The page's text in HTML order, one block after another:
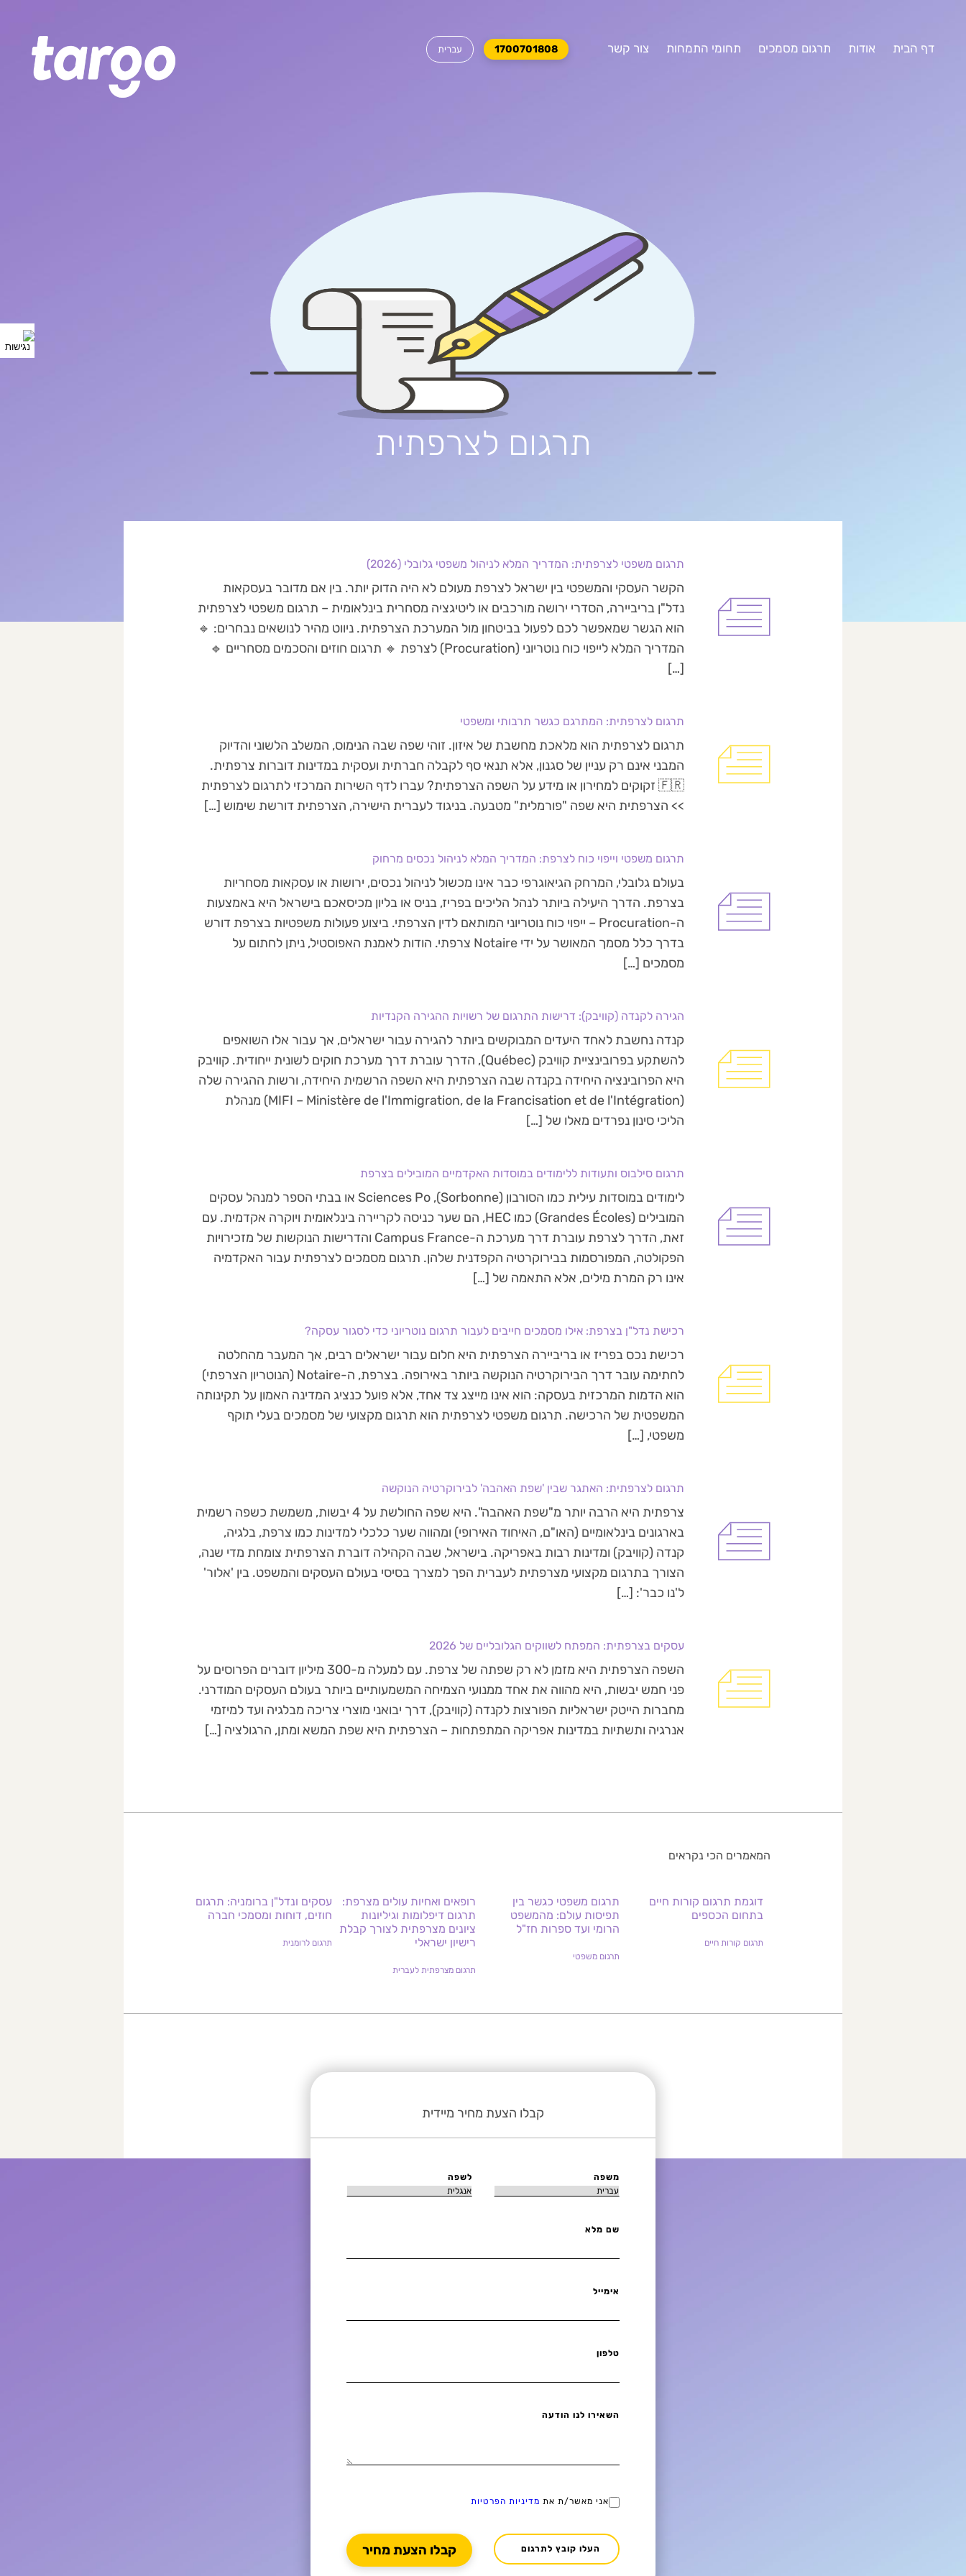
דף הבית אודות תרגום מסמכים תחומי התמחות צור קשר 1700701808
תרגום לצרפתית
תרגום משפטי לצרפתית: המדריך המלא לניהול משפטי גלובלי (2026)
הקשר העסקי והמשפטי בין ישראל לצרפת מעולם לא היה הדוק יותר. בין אם מדובר בעסקאות
נדל"ן בריביירה, הסדרי ירושה מורכבים או ליטיגציה מסחרית בינלאומית – תרגום משפטי לצרפתית
הוא הגשר שמאפשר לכם לפעול בביטחון מול המערכת הצרפתית. ניווט מהיר לנושאים נבחרים: 🔹
המדריך המלא לייפוי כוח נוטריוני (Procuration) לצרפת 🔹 תרגום חוזים והסכמים מסחריים 🔹
[…]
תרגום לצרפתית: המתרגם כגשר תרבותי ומשפטי
תרגום לצרפתית הוא מלאכת מחשבת של איזון. זוהי שפה שבה הנימוס, המשלב הלשוני והדיוק
המבני אינם רק עניין של סגנון, אלא תנאי סף לקבלה חברתית ועסקית במדינות דוברות צרפתית.
🇫🇷 זקוקים למחירון או מידע על השפה הצרפתית? עברו לדף השירות המרכזי לתרגום לצרפתית
>> הצרפתית היא שפה "פורמלית" מטבעה. בניגוד לעברית הישירה, הצרפתית דורשת שימוש […]
תרגום משפטי וייפוי כוח לצרפת: המדריך המלא לניהול נכסים מרחוק
בעולם גלובלי, המרחק הגיאוגרפי כבר אינו מכשול לניהול נכסים, ירושות או עסקאות מסחריות
בצרפת. הדרך היעילה ביותר לנהל הליכים בפריז, בניס או בליון מכיסאכם בישראל היא באמצעות
ה-Procuration – ייפוי כוח נוטריוני המותאם לדין הצרפתי. ביצוע פעולות משפטיות בצרפת דורש
בדרך כלל מסמך המאושר על ידי Notaire צרפתי. הודות לאמנת האפוסטיל, ניתן לחתום על
מסמכים […]
הגירה לקנדה (קוויבק): דרישות התרגום של רשויות ההגירה הקנדיות
קנדה נחשבת לאחד היעדים המבוקשים ביותר להגירה עבור ישראלים, אך עבור אלו השואפים
להשתקע בפרובינציית קוויבק (Québec), הדרך עוברת דרך מערכת חוקים לשונית ייחודית. קוויבק
היא הפרובינציה היחידה בקנדה שבה הצרפתית היא השפה הרשמית היחידה, ורשות ההגירה שלה
(MIFI – Ministère de l'Immigration, de la Francisation et de l'Intégration) מנהלת
הליכי סינון נפרדים מאלו של […]
תרגום סילבוס ותעודות ללימודים במוסדות האקדמיים המובילים בצרפת
לימודים במוסדות עילית כמו הסורבון (Sorbonne), Sciences Po או בבתי הספר למנהל עסקים
המובילים (Grandes Écoles) כמו HEC, הם שער כניסה לקריירה בינלאומית ויוקרה אקדמית. עם
זאת, הדרך לצרפת עוברת דרך מערכת ה-Campus France והדרישות הנוקשות של מזכירויות
הפקולטה, המפורסמות בבירוקרטיה הקפדנית שלהן. תרגום מסמכים לצרפתית עבור האקדמיה
אינו רק המרת מילים, אלא התאמה של […]
רכישת נדל"ן בצרפת: אילו מסמכים חייבים לעבור תרגום נוטריוני כדי לסגור עסקה?
רכישת נכס בפריז או בריביירה הצרפתית היא חלום עבור ישראלים רבים, אך המעבר מהחלטה
לחתימה עובר דרך הבירוקרטיה הנוקשה ביותר באירופה. בצרפת, ה-Notaire (הנוטריון הצרפתי)
הוא הדמות המרכזית בעסקה: הוא אינו מייצג צד אחד, אלא פועל כנציג המדינה האמון על תקינותה
המשפטית של הרכישה. תרגום משפטי לצרפתית הוא תרגום מקצועי של מסמכים בעלי תוקף
משפטי, […]
תרגום לצרפתית: האתגר שבין 'שפת האהבה' לבירוקרטיה הנוקשה
צרפתית היא הרבה יותר מ"שפת האהבה". היא שפה החולשת על 4 יבשות, משמשת כשפה רשמית
בארגונים בינלאומיים (האו"ם, האיחוד האירופי) ומהווה שער כלכלי למדינות כמו צרפת, בלגיה,
קנדה (קוויבק) ומדינות רבות באפריקה. בישראל, שבה הקהילה דוברת הצרפתית צומחת מדי שנה,
הצורך בתרגום מקצועי מצרפתית לעברית הפך למצרך בסיסי בעולם העסקים והמשפט. בין 'אלור'
ל'נו כבר': […]
עסקים בצרפתית: המפתח לשווקים הגלובליים של 2026
השפה הצרפתית היא מזמן לא רק שפתה של צרפת. עם למעלה מ-300 מיליון דוברים הפרוסים על
פני חמש יבשות, היא מהווה את אחד ממנועי הצמיחה המשמעותיים ביותר בעולם העסקים המודרני.
מחברות הייטק ישראליות הפורצות לקנדה (קוויבק), דרך יבואני מוצרי צריכה מבלגיה ועד למיזמי
אנרגיה ותשתיות במדינות אפריקה המתפתחות – הצרפתית היא שפת המשא ומתן, הרגולציה […]
המאמרים הכי נקראים
דוגמת תרגום קורות חיים
בתחום הכספים
תרגום קורות חיים
תרגום משפטי כגשר בין
תפיסות עולם: מהמשפט
הרומי ועד ספרות חז"ל
תרגום משפטי
רופאים ואחיות עולים מצרפת:
תרגום דיפלומות וגיליונות
ציונים מצרפתית לצורך קבלת
רישיון ישראלי
תרגום מצרפתית לעברית
עסקים ונדל"ן ברומניה: תרגום
חוזים, דוחות ומסמכי חברה
תרגום לרומנית
קבלו הצעת מחיר מיידית
משפה לשפה
שם מלא
אימייל
טלפון
השאירו לנו הודעה
אני מאשר/ת את מדיניות הפרטיות
העלו קובץ לתרגום